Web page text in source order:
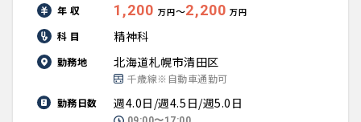
年 収 1,200 万円〜2,200 万円
科 目 精神科
勤務地 北海道札幌市清田区
千歳線※自動車通勤可
勤務日数
週4.0日/週4.5日/週5.0日